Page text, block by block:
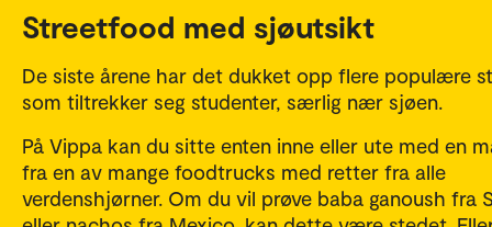
Streetfood med sjøutsikt
De siste årene har det dukket opp flere populære
som tiltrekker seg studenter, særlig nær sjøen.
På Vippa kan du sitte enten inne eller ute med en
fra en av mange foodtrucks med retter fra alle
verdenshjørner. Om du vil prøve baba ganoush fra